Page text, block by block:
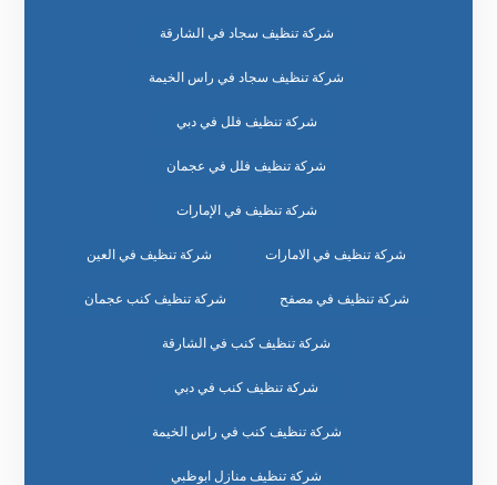
شركة تنظيف سجاد في الشارقة
شركة تنظيف سجاد في راس الخيمة
شركة تنظيف فلل في دبي
شركة تنظيف فلل في عجمان
شركة تنظيف في الإمارات
شركة تنظيف في الامارات شركة تنظيف في العين
شركة تنظيف في مصفح شركة تنظيف كنب عجمان
شركة تنظيف كنب في الشارقة
شركة تنظيف كنب في دبي
شركة تنظيف كنب في راس الخيمة
شركة تنظيف منازل ابوظبي